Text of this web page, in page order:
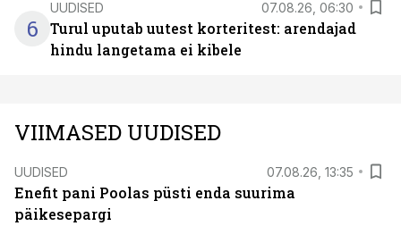
6
UUDISED 07.08.26, 06:30
Turul uputab uutest korteritest: arendajad
hindu langetama ei kibele
VIIMASED UUDISED
UUDISED 07.08.26, 13:35
Enefit pani Poolas püsti enda suurima
päikesepargi